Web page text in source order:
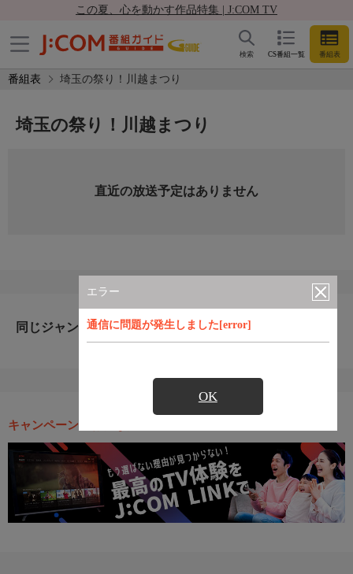
この夏、心を動かす作品特集 | J:COM TV
CS番組一覧 番組表
検索
番組表 埼玉の祭り！川越まつり
エラー
通信に問題が発生しました[error]
OK
埼玉の祭り！川越まつり
直近の放送予定はありません
同じジャンルのおすすめ番組
キャンペーン・お得な情報